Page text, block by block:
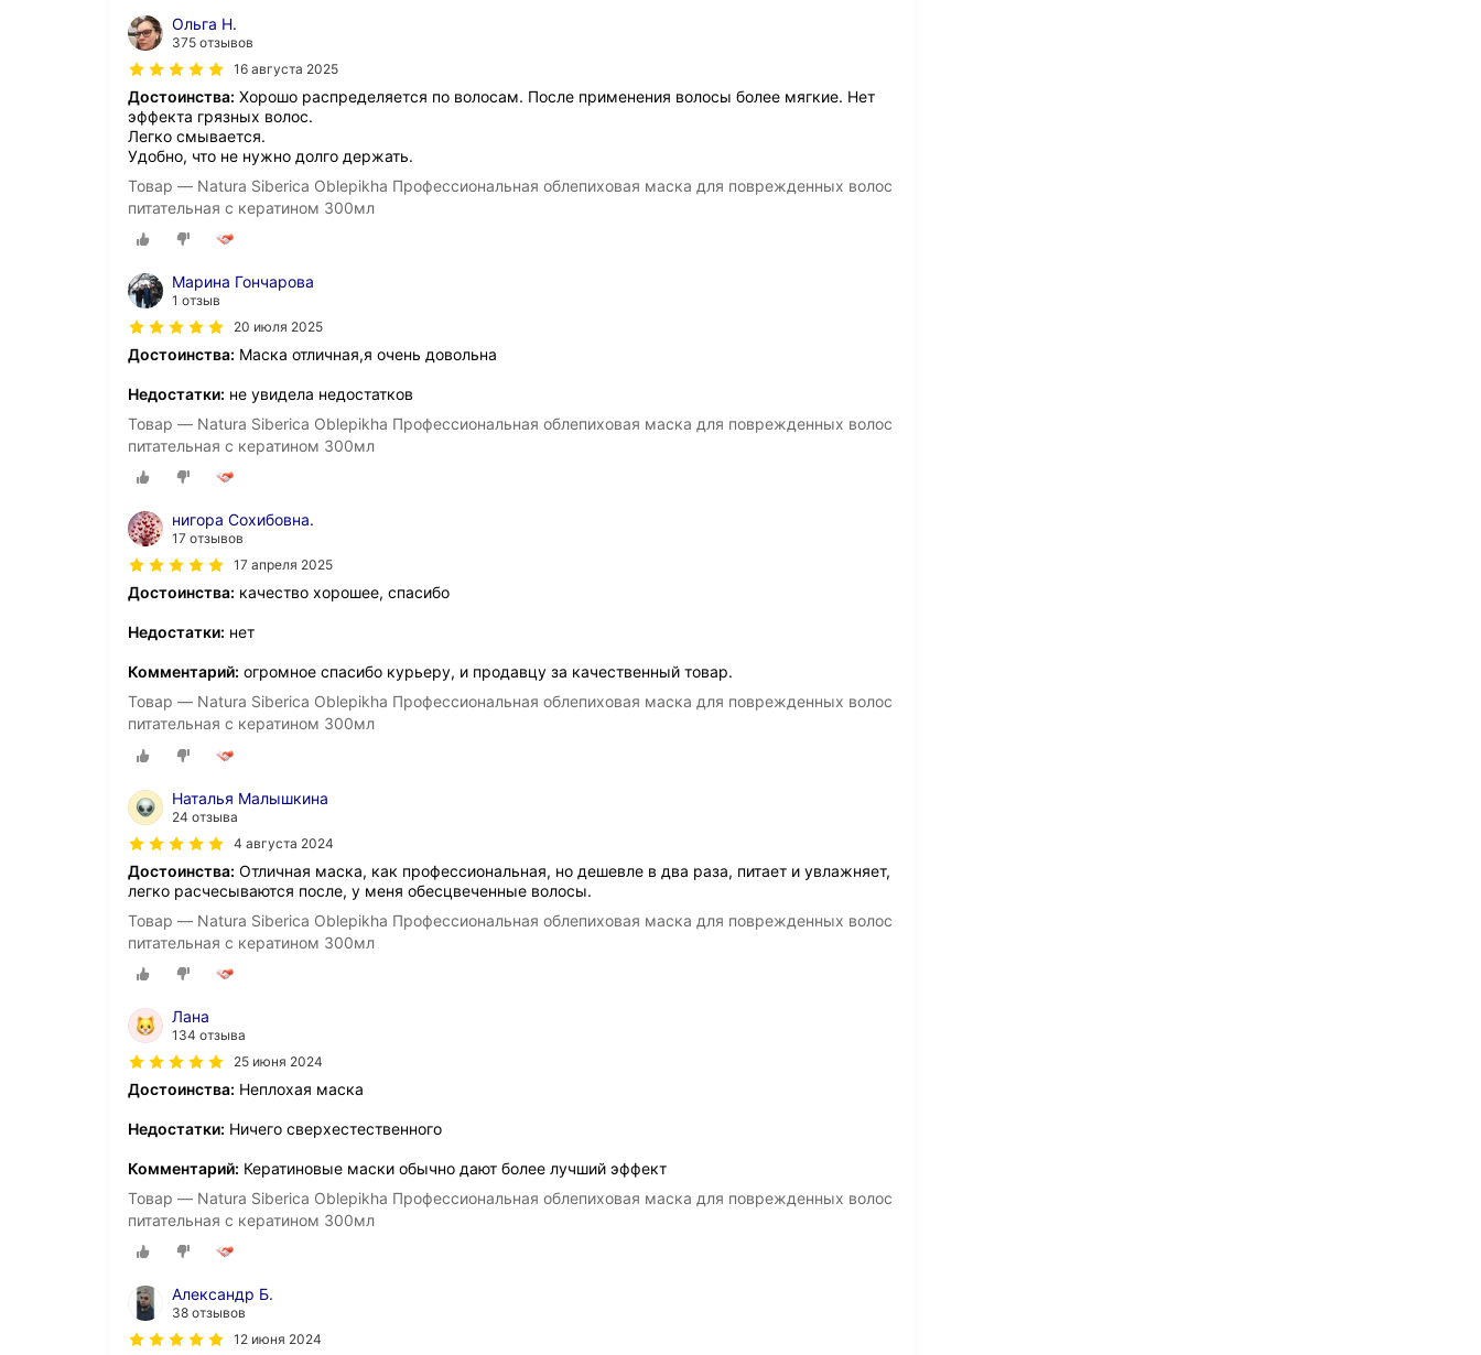
Ольга Н.
375 отзывов
16 августа 2025
Достоинства: Хорошо распределяется по волосам. После применения волосы более мягкие. Нет
эффекта грязных волос.
Легко смывается.
Удобно, что не нужно долго держать.
Товар — Natura Siberica Oblepikha Профессиональная облепиховая маска для поврежденных волос
питательная с кератином 300мл
Марина Гончарова
1 отзыв
20 июля 2025
Достоинства: Маска отличная,я очень довольна
Недостатки: не увидела недостатков
Товар — Natura Siberica Oblepikha Профессиональная облепиховая маска для поврежденных волос
питательная с кератином 300мл
нигора Сохибовна.
17 отзывов
17 апреля 2025
Достоинства: качество хорошее, спасибо
Недостатки: нет
Комментарий: огромное спасибо курьеру, и продавцу за качественный товар.
Товар — Natura Siberica Oblepikha Профессиональная облепиховая маска для поврежденных волос
питательная с кератином 300мл
Наталья Малышкина
24 отзыва
4 августа 2024
Достоинства: Отличная маска, как профессиональная, но дешевле в два раза, питает и увлажняет,
легко расчесываются после, у меня обесцвеченные волосы.
Товар — Natura Siberica Oblepikha Профессиональная облепиховая маска для поврежденных волос
питательная с кератином 300мл
Лана
134 отзыва
25 июня 2024
Достоинства: Неплохая маска
Недостатки: Ничего сверхестественного
Комментарий: Кератиновые маски обычно дают более лучший эффект
Товар — Natura Siberica Oblepikha Профессиональная облепиховая маска для поврежденных волос
питательная с кератином 300мл
Александр Б.
38 отзывов
12 июня 2024